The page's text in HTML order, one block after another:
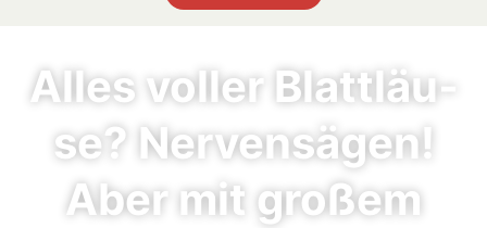
Alles vol­ler Blatt­läu­
se? Ner­ven­sä­gen!
Aber mit gro­ßem